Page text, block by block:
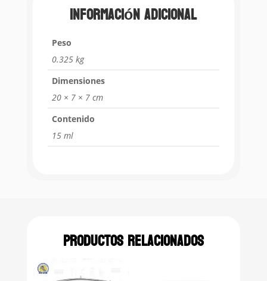
Información adicional
Peso
0.325 kg
Dimensiones
20 × 7 × 7 cm
Contenido
15 ml
Productos relacionados